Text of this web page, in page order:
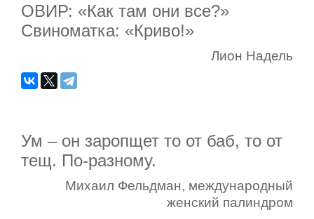
ОВИР: «Как там они все?»
Свиноматка: «Криво!»
Лион Надель
Ум – он заропщет то от баб, то от
тещ. По-разному.
Михаил Фельдман, международный
женский палиндром